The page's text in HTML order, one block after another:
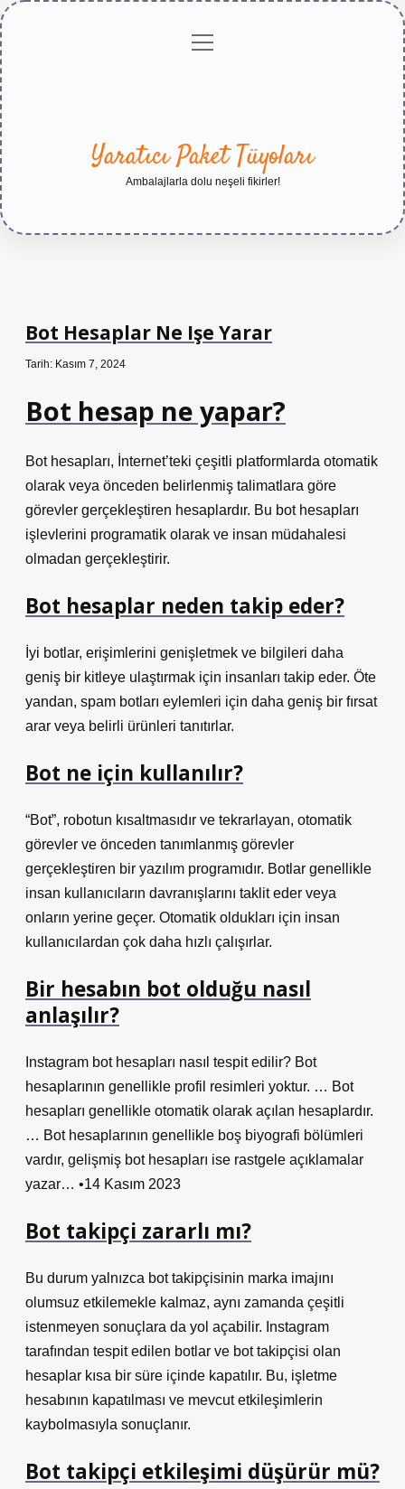
Gizlilikmenüyü
Yaratıcı Paket Tüyoları
Ambalajlarla dolu neşeli fikirler!
Bot Hesaplar Ne Işe Yarar
Tarih: Kasım 7, 2024
Bot hesap ne yapar?
Bot hesapları, İnternet’teki çeşitli platformlarda otomatik
olarak veya önceden belirlenmiş talimatlara göre
görevler gerçekleştiren hesaplardır. Bu bot hesapları
işlevlerini programatik olarak ve insan müdahalesi
olmadan gerçekleştirir.
Bot hesaplar neden takip eder?
İyi botlar, erişimlerini genişletmek ve bilgileri daha
geniş bir kitleye ulaştırmak için insanları takip eder. Öte
yandan, spam botları eylemleri için daha geniş bir fırsat
arar veya belirli ürünleri tanıtırlar.
Bot ne için kullanılır?
“Bot”, robotun kısaltmasıdır ve tekrarlayan, otomatik
görevler ve önceden tanımlanmış görevler
gerçekleştiren bir yazılım programıdır. Botlar genellikle
insan kullanıcıların davranışlarını taklit eder veya
onların yerine geçer. Otomatik oldukları için insan
kullanıcılardan çok daha hızlı çalışırlar.
Bir hesabın bot olduğu nasıl
anlaşılır?
Instagram bot hesapları nasıl tespit edilir? Bot
hesaplarının genellikle profil resimleri yoktur. … Bot
hesapları genellikle otomatik olarak açılan hesaplardır.
… Bot hesaplarının genellikle boş biyografi bölümleri
vardır, gelişmiş bot hesapları ise rastgele açıklamalar
yazar… •14 Kasım 2023
Bot takipçi zararlı mı?
Bu durum yalnızca bot takipçisinin marka imajını
olumsuz etkilemekle kalmaz, aynı zamanda çeşitli
istenmeyen sonuçlara da yol açabilir. Instagram
tarafından tespit edilen botlar ve bot takipçisi olan
hesaplar kısa bir süre içinde kapatılır. Bu, işletme
hesabının kapatılması ve mevcut etkileşimlerin
kaybolmasıyla sonuçlanır.
Bot takipçi etkileşimi düşürür mü?